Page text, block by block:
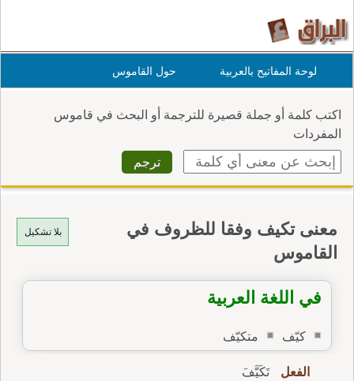
لوحة المفاتيح بالعربية حول القاموس
اكتب كلمة أو جملة قصيرة للترجمة أو البحث في قاموس
المفردات
بلا تشكيل
معنى تكيف وفقا للظروف في
القاموس
في اللغة العربية
كيّف متكيّف
الفعل تَكَيَّفَ